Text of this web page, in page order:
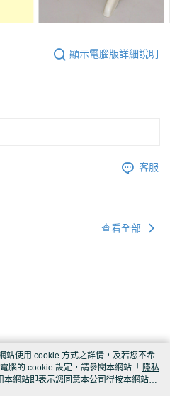
顯示電腦版詳細說明
客服
查看全部
站使用 cookie 方式之詳情，及若您不希
腦的 cookie 設定，請參閱本網站「 隱私
本網站即表示您同意本公司得按本網站使